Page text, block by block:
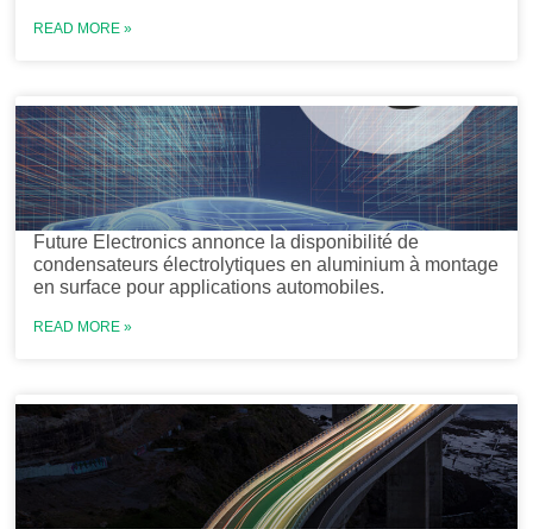
READ MORE »
Future Electronics annonce la disponibilité de
condensateurs électrolytiques en aluminium à montage
en surface pour applications automobiles.
READ MORE »